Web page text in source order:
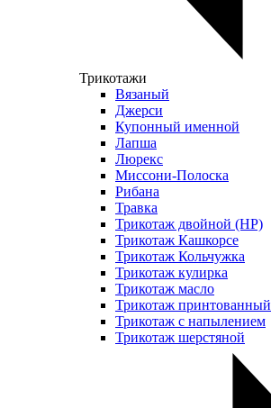
Трикотажи
Вязаный
Джерси
Купонный именной
Лапша
Люрекс
Миссони-Полоска
Рибана
Травка
Трикотаж двойной (НР)
Трикотаж Кашкорсе
Трикотаж Кольчужка
Трикотаж кулирка
Трикотаж масло
Трикотаж принтованный
Трикотаж с напылением
Трикотаж шерстяной